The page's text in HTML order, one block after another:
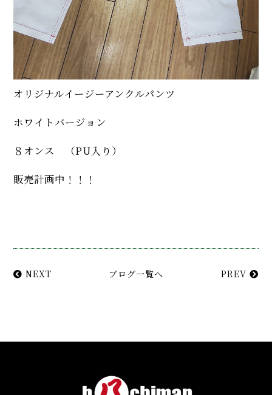
オリジナルイージーアンクルパンツ
ホワイトバージョン
８オンス （PU入り）
販売計画中！！！
NEXT ブログ一覧へ PREV